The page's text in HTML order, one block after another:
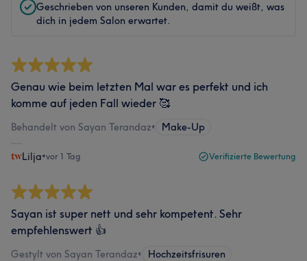
Geschrieben von unseren Kunden, damit du weißt, was
dich in jedem Salon erwartet.
Genau wie beim letzten Mal war es perfekt und ich
komme auf jeden Fall wieder 🥰
Behandelt von Sayan Terandaz• Make-Up
Lilja•vor 1 Tag Verifizierte Bewertung
Sayan ist super nett und sehr kompetent. Sehr
empfehlenswert 👍
Gestylt von Sayan Terandaz• Hochzeitsfrisuren